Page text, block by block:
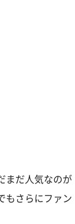
まだ人気なのが
もさらにファン